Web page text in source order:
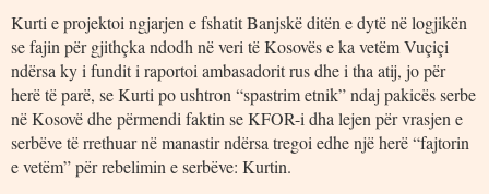
Kurti e projektoi ngjarjen e fshatit Banjskë ditën e dytë në logjikën
se fajin për gjithçka ndodh në veri të Kosovës e ka vetëm Vuçiçi
ndërsa ky i fundit i raportoi ambasadorit rus dhe i tha atij, jo për
herë të parë, se Kurti po ushtron “spastrim etnik” ndaj pakicës serbe
në Kosovë dhe përmendi faktin se KFOR-i dha lejen për vrasjen e
serbëve të rrethuar në manastir ndërsa tregoi edhe një herë “fajtorin
e vetëm” për rebelimin e serbëve: Kurtin.